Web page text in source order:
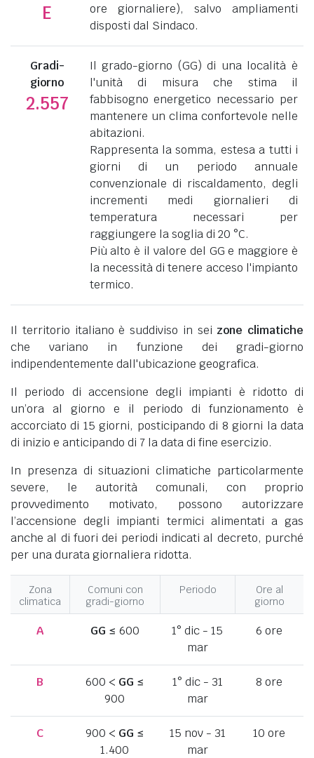
E
ore giornaliere), salvo ampliamenti
disposti dal Sindaco.
Gradi-
giorno
2.557
Il grado-giorno (GG) di una località è
l'unità di misura che stima il
fabbisogno energetico necessario per
mantenere un clima confortevole nelle
abitazioni.
Rappresenta la somma, estesa a tutti i
giorni di un periodo annuale
convenzionale di riscaldamento, degli
incrementi medi giornalieri di
temperatura necessari per
raggiungere la soglia di 20 °C.
Più alto è il valore del GG e maggiore è
la necessità di tenere acceso l'impianto
termico.
Il territorio italiano è suddiviso in sei zone climatiche
che variano in funzione dei gradi-giorno
indipendentemente dall'ubicazione geografica.
Il periodo di accensione degli impianti è ridotto di
un’ora al giorno e il periodo di funzionamento è
accorciato di 15 giorni, posticipando di 8 giorni la data
di inizio e anticipando di 7 la data di fine esercizio.
In presenza di situazioni climatiche particolarmente
severe, le autorità comunali, con proprio
provvedimento motivato, possono autorizzare
l’accensione degli impianti termici alimentati a gas
anche al di fuori dei periodi indicati al decreto, purché
per una durata giornaliera ridotta.
Zona
climatica
Comuni con
gradi-giorno
Periodo
Ore al
giorno
A GG ≤ 600
1° dic - 15
mar
6 ore
B 600 < GG ≤
900
1° dic - 31
mar
8 ore
C 900 < GG ≤
1.400
15 nov - 31
mar
10 ore